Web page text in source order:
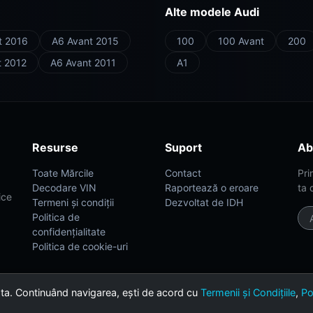
2016
A6 Avant 2015
2012
A6 Avant 2011
Alte modele Audi
100 100 Avant
200
A1
Resurse
Toate Mărcile
Decodare VIN
Termeni și condiții
Politica de
confidențialitate
Politica de cookie-uri
Suport
Contact
Raportează o eroare
Dezvoltat de IDH
ta
Continuând navigarea, ești de acord cu Termenii și Condițiile,